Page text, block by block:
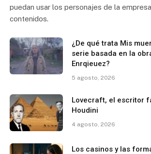
puedan usar los personajes de la
contenidos.
¿De qué trata Mis
serie basada en la
Enrqieuez?
5 agosto, 2026
Lovecraft, el escritor
Houdini
4 agosto, 2026
Los casinos y las